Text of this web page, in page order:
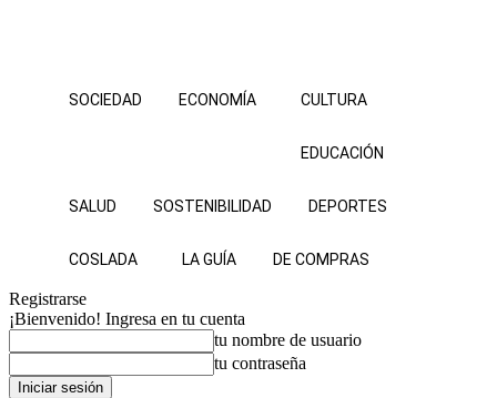
SOCIEDAD ECONOMÍA CULTURA
EDUCACIÓN
SALUD SOSTENIBILIDAD DEPORTES
COSLADA LA GUÍA DE COMPRAS
Registrarse
¡Bienvenido! Ingresa en tu cuenta
tu nombre de usuario
tu contraseña